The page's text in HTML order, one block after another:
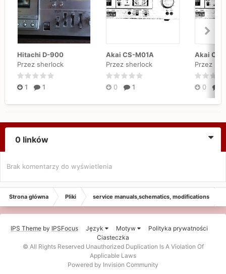
Hitachi D-900
Przez sherlock
1 1
Akai CS-M01A
Przez sherlock
0 1
Akai CS-
Przez
0
0 linków
Brak komentarzy do wyświetlenia
Strona główna Pliki service manuals,schematics, modifications
IPS Theme by IPSFocus Język Motyw
Polityka prywatności
Ciasteczka
© All Rights Reserved Unauthorized Duplication Is A Violation Of
Applicable Laws
Powered by Invision Community